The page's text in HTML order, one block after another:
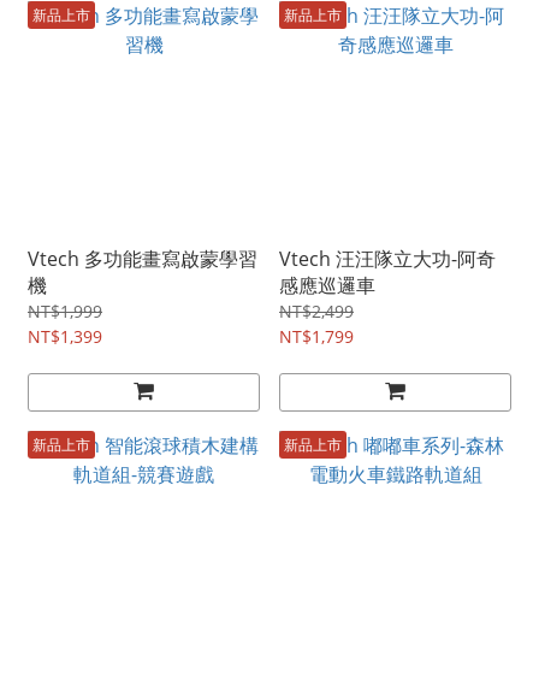
新品上市
Vtech 多功能畫寫啟蒙學習
機
NT$1,999
NT$1,399
新品上市
Vtech 汪汪隊立大功-阿奇
感應巡邏車
NT$2,499
NT$1,799
新品上市 新品上市